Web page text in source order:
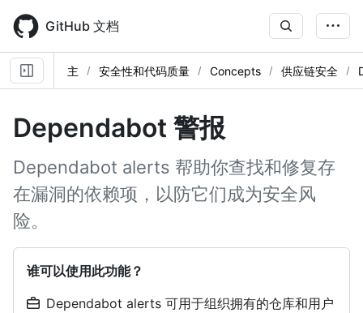
main
content
GitHub 文档
主 安全性和代码质量 Concepts 供应链安全
Dependabot 警报
Dependabot alerts 帮助你查找和修复存
在漏洞的依赖项，以防它们成为安全风
险。
谁可以使用此功能？
Dependabot alerts 可用于组织拥有的仓库和用户